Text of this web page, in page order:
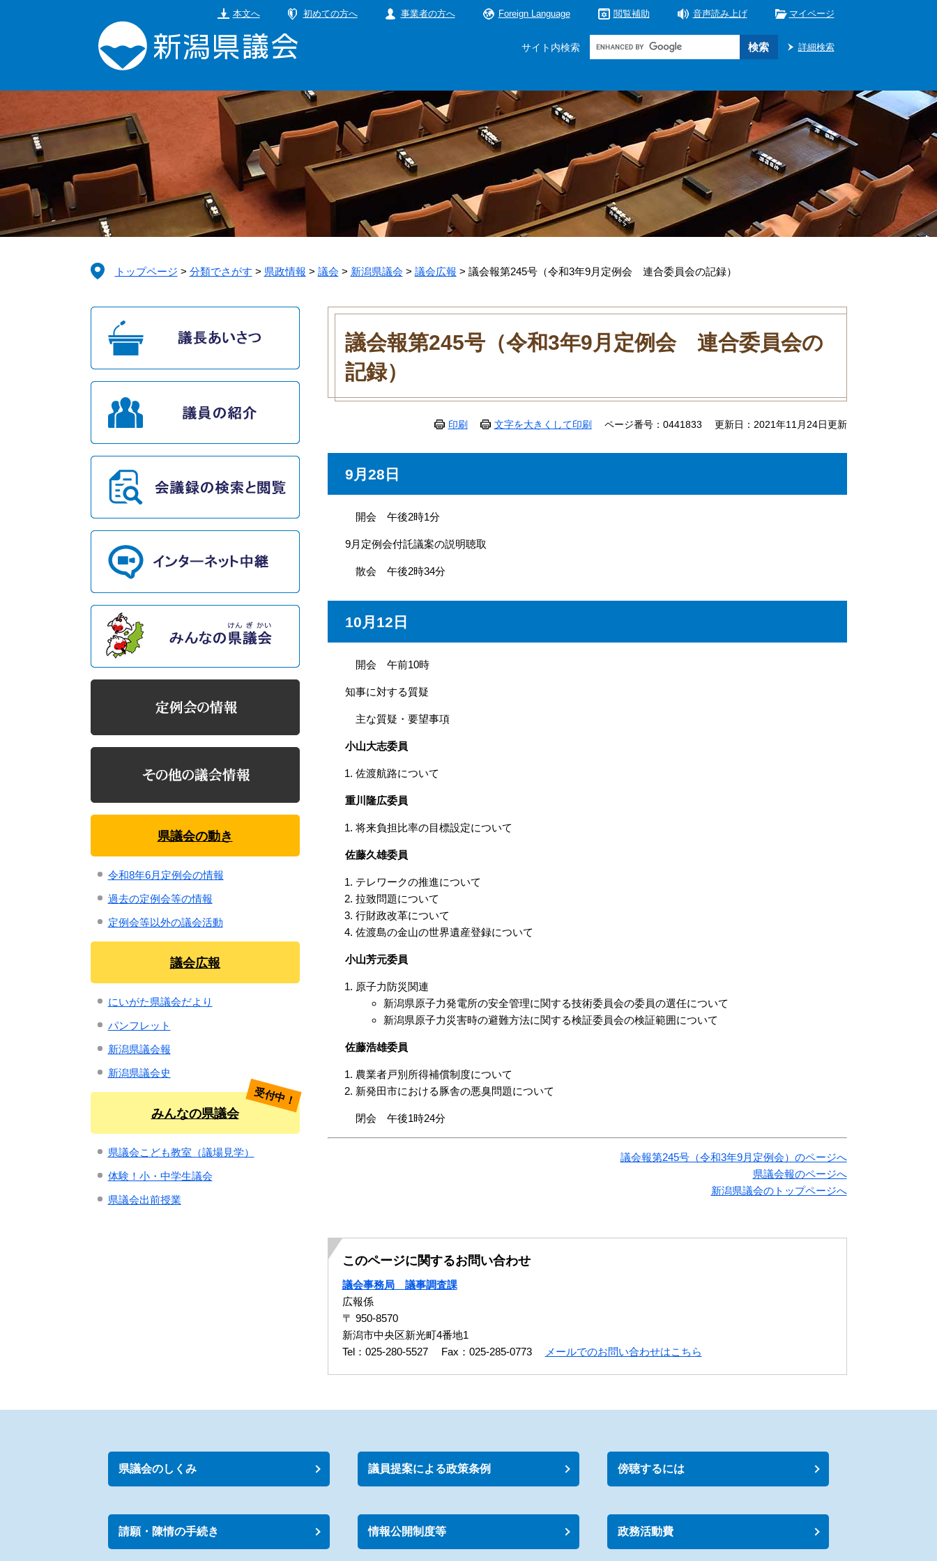
頭
飛
て
へ
本文へ 初めての方へ 事業者の方へ Foreign Language 閲覧補助 音声読み上げ マイページ
サイト内検索
Google
ム
索
詳細検索
トップページ > 分類でさがす > 県政情報 > 議会 > 新潟県議会 > 議会広報 > 議会報第245号（令和3年9月定例会 連合委員会の記録）
本
議会報第245号（令和3年9月定例会 連合委員会の
記録）
印刷 文字を大きくして印刷 ページ番号：0441833 更新日：2021年11月24日更新
9月28日
開会 午後2時1分
9月定例会付託議案の説明聴取
散会 午後2時34分
10 月12日
開会 午前10時
知事に対する質疑
主な質疑・要望事項
小山大志委員
佐渡航路について
重川隆広委員
将来負担比率の目標設定について
佐藤久雄委員
テレワークの推進について
拉致問題について
行財政改革について
佐渡島の金山の世界遺産登録について
小山芳元委員
原子力防災関連
新潟県原子力発電所の安全管理に関する技術委員会の委員の選任について
新潟県原子力災害時の避難方法に関する検証委員会の検証範囲について
佐藤浩雄委員
農業者戸別所得補償制度について
新発田市における豚舎の悪臭問題について
閉会 午後1時24分
議会報第245号（令和3年9月定例会）のページへ
県議会報のページへ
新潟県議会のトップページへ
このページに関するお問い合わせ
議会事務局 議事調査課
広報係
〒 950-8570
新潟市中央区新光町4番地1
Tel：025-280-5527
Fax：025-285-0773 メールでのお問い合わせはこちら
県議会の動き
令和8年6月定例会の情報
過去の定例会等の情報
定例会等以外の議会活動
議会広報
にいがた県議会だより
パンフレット
新潟県議会報
新潟県議会史
みんなの県議会
受付中！
県議会こども教室（議場見学）
体験！小・中学生議会
県議会出前授業
県議会のしくみ 議員提案による政策条例 傍聴するには
請願・陳情の手続き 情報公開制度等 政務活動費